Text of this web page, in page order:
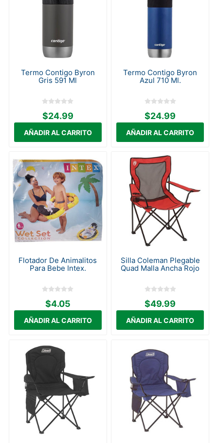
Termo Contigo Byron
Gris 591 Ml
$24.99
Termo Contigo Byron
Azul 710 Ml.
$24.99
Flotador De Animalitos
Para Bebe Intex.
$4.05
Silla Coleman Plegable
Quad Malla Ancha Rojo
$49.99